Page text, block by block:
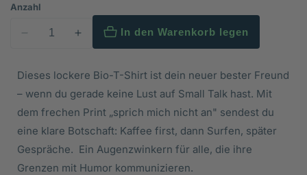
Anzahl
Verringere
Menge
sprich
mich
nicht
an-
Erhöhe
Menge
sprich
mich
nicht
an-
In den Warenkorb legen
Dieses lockere Bio-T-Shirt ist dein neuer bester Freund
– wenn du gerade keine Lust auf Small Talk hast. Mit
dem frechen Print „sprich mich nicht an" sendest du
eine klare Botschaft: Kaffee first, dann Surfen, später
Gespräche. Ein Augenzwinkern für alle, die ihre
Grenzen mit Humor kommunizieren.